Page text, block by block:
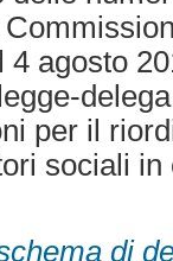
4 agosto
per il
sociali
di